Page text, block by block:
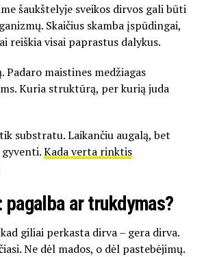
šaukštelyje sveikos dirvos gali būti
Skaičius skamba įspūdingai,
reiškia visai paprastus dalykus.
Padaro maistines medžiagas
Kuria struktūrą, per kurią juda
substratu. Laikančiu augalą, bet
gyventi.Kada verta rinktis
pagalba ar trukdymas?
giliai perkasta dirva – gera dirva.
Ne dėl mados, o dėl pastebėjimų.